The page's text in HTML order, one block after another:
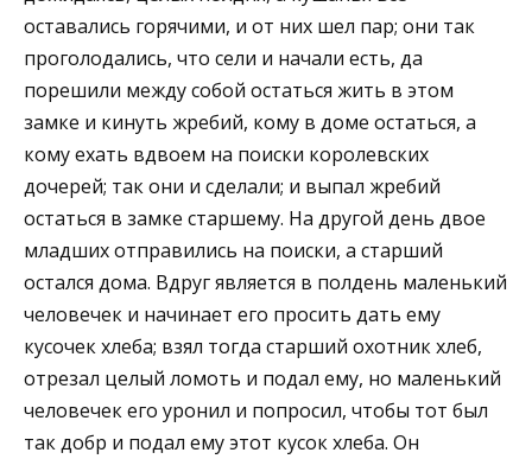
оставались горячими, и от них шел пар; они так
проголодались, что сели и начали есть, да
порешили между собой остаться жить в этом
замке и кинуть жребий, кому в доме остаться, а
кому ехать вдвоем на поиски королевских
дочерей; так они и сделали; и выпал жребий
остаться в замке старшему. На другой день двое
младших отправились на поиски, а старший
остался дома. Вдруг является в полдень маленький
человечек и начинает его просить дать ему
кусочек хлеба; взял тогда старший охотник хлеб,
отрезал целый ломоть и подал ему, но маленький
человечек его уронил и попросил, чтобы тот был
так добр и подал ему этот кусок хлеба. Он